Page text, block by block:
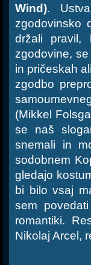
Wind).
zgodovinsko
držali pravil,
zgodovine,
in pričeskah
zgodbo
(Mikkel
se naš
snemali in
sodobnem
gledajo
bi bilo vsaj
sem
romantiki.
Nikolaj Arcel,